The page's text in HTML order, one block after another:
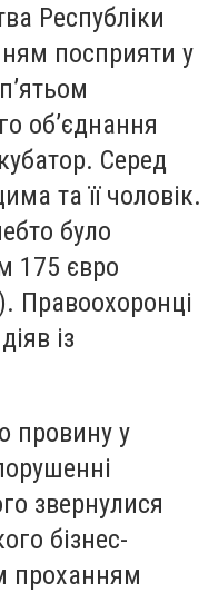
Республіки
посприяти у
об’єднання
Серед
та її чоловік.
було
175 євро
Правоохоронці
із
провину у
звернулися
бізнес-
проханням